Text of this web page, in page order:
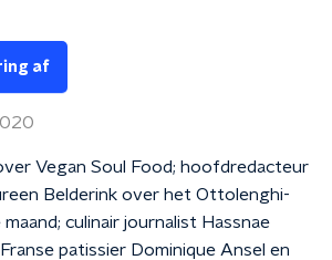
af
Vegan Soul Food; hoofdredacteur
Belderink over het Ottolenghi-
culinair journalist Hassnae
patissier Dominique Ansel en